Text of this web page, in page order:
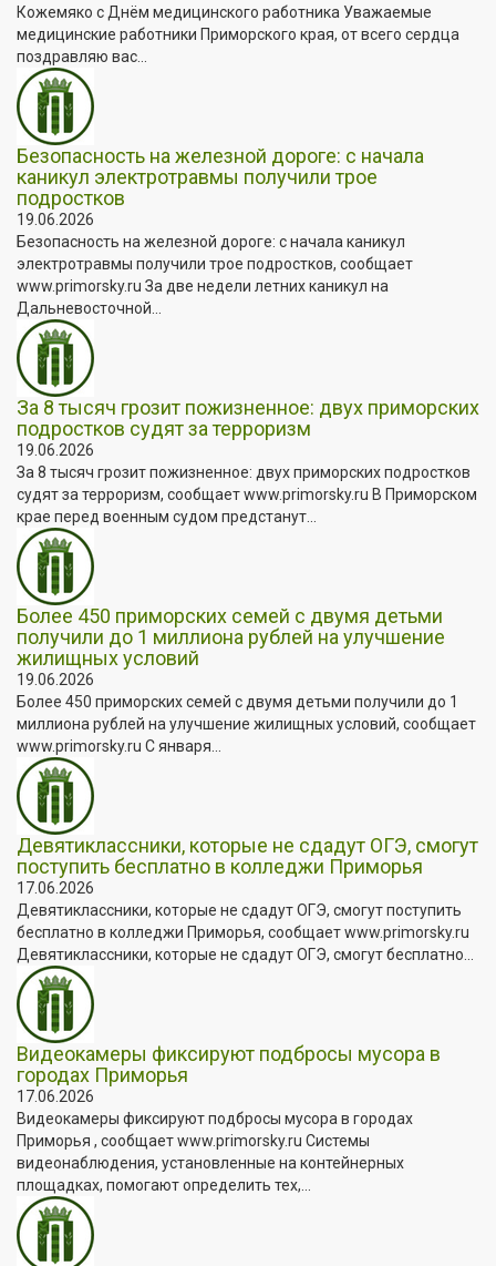
Кожемяко с Днём медицинского работника Уважаемые
медицинские работники Приморского края, от всего сердца
поздравляю вас...
Безопасность на железной дороге: с начала
каникул электротравмы получили трое
подростков
19.06.2026
Безопасность на железной дороге: с начала каникул
электротравмы получили трое подростков, сообщает
www.primorsky.ru За две недели летних каникул на
Дальневосточной...
За 8 тысяч грозит пожизненное: двух приморских
подростков судят за терроризм
19.06.2026
За 8 тысяч грозит пожизненное: двух приморских подростков
судят за терроризм, сообщает www.primorsky.ru В Приморском
крае перед военным судом предстанут...
Более 450 приморских семей с двумя детьми
получили до 1 миллиона рублей на улучшение
жилищных условий
19.06.2026
Более 450 приморских семей с двумя детьми получили до 1
миллиона рублей на улучшение жилищных условий, сообщает
www.primorsky.ru С января...
Девятиклассники, которые не сдадут ОГЭ, смогут
поступить бесплатно в колледжи Приморья
17.06.2026
Девятиклассники, которые не сдадут ОГЭ, смогут поступить
бесплатно в колледжи Приморья, сообщает www.primorsky.ru
Девятиклассники, которые не сдадут ОГЭ, смогут бесплатно...
Видеокамеры фиксируют подбросы мусора в
городах Приморья
17.06.2026
Видеокамеры фиксируют подбросы мусора в городах
Приморья , сообщает www.primorsky.ru Системы
видеонаблюдения, установленные на контейнерных
площадках, помогают определить тех,...